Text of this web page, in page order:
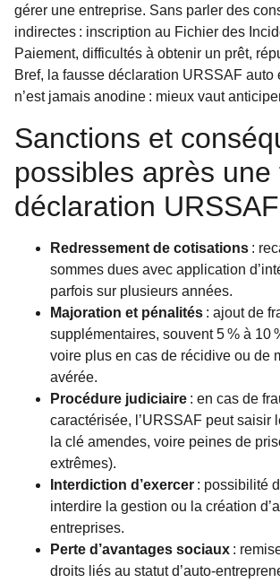
gérer une entreprise. Sans parler des
indirectes : inscription au Fichier des
Paiement, difficultés à obtenir un prêt,
Bref, la fausse déclaration URSSAF auto
n’est jamais anodine : mieux vaut
Sanctions et
possibles après une
déclaration URSSAF
Redressement de cotisations :
sommes dues avec application
parfois sur plusieurs années.
Majoration et pénalités : ajout de
supplémentaires, souvent 5 % à 10
voire plus en cas de récidive ou de
avérée.
Procédure judiciaire : en cas de
caractérisée, l’URSSAF peut saisir
la clé amendes, voire peines de
extrêmes).
Interdiction d’exercer : possibilité
interdire la gestion ou la création
entreprises.
Perte d’avantages sociaux :
droits liés au statut d’auto-